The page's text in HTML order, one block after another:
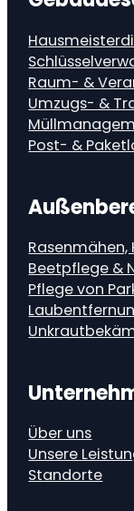
Raum- &
Umzugs- &
Post- &
Beetpflege &
Pflege von
Über uns
Unsere
Standorte